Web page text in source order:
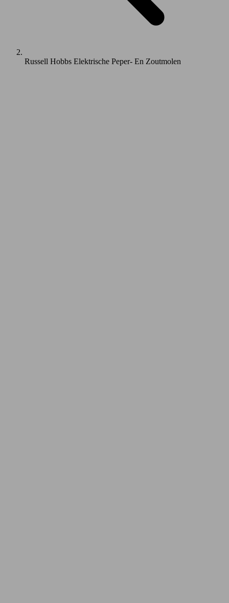
Russell Hobbs Elektrische Peper- En Zoutmolen